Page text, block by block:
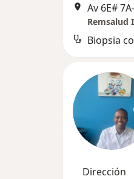
Remsalud
Biopsia
Dirección